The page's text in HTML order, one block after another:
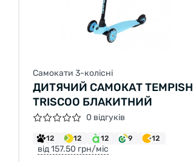
Самокати 3-колісні
ДИТЯЧИЙ САМОКАТ TEMPISH
TRISCOO БЛАКИТНИЙ
0 відгуків
12 12 12 9 12
від 157.50 грн/міс